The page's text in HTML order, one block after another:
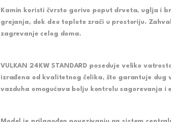
Kamin koristi čvrsto gorivo poput drveta, uglja i
grejanja, dok deo toplote zrači u prostoriju.
zagrevanje celog doma.
VULKAN 24KW STANDARD poseduje veliko
izrađena od kvalitetnog čelika, što garantuje dug
vazduha omogućava bolju kontrolu sagorevanja i